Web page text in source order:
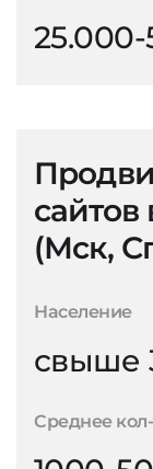
сайтов
(Мск,
Население
свыше
Среднее